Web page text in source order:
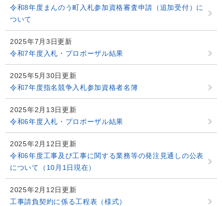
令和8年度まんのう町入札参加資格審査申請（追加受付）に
ついて
2025年7月3日更新
令和7年度入札・プロポーザル結果
2025年5月30日更新
令和7年度指名競争入札参加資格者名簿
2025年2月13日更新
令和6年度入札・プロポーザル結果
2025年2月12日更新
令和6年度工事及び工事に関する業務等の発注見通しの公表
について（10月1日現在）
2025年2月12日更新
工事請負契約に係る工程表（様式）